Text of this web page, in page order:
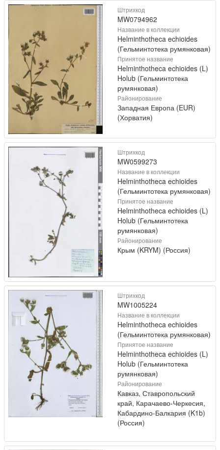
Штрихкод
MW0794962
Название в коллекции
Helminthotheca echioides
(Гельминтотека румянковая)
Принятое название
Helminthotheca echioides (L)
Holub (Гельминтотека
румянковая)
Районирование
Западная Европа (EUR)
(Хорватия)
Штрихкод
MW0599273
Название в коллекции
Helminthotheca echioides
(Гельминтотека румянковая)
Принятое название
Helminthotheca echioides (L)
Holub (Гельминтотека
румянковая)
Районирование
Крым (KRYM) (Россия)
Штрихкод
MW1005224
Название в коллекции
Helminthotheca echioides
(Гельминтотека румянковая)
Принятое название
Helminthotheca echioides (L)
Holub (Гельминтотека
румянковая)
Районирование
Кавказ, Ставропольский
край, Карачаево-Черкесия,
Кабардино-Балкария (K1b)
(Россия)